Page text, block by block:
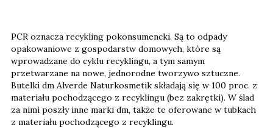
PCR oznacza recykling pokonsumencki. Są to odpady
opakowaniowe z gospodarstw domowych, które są
wprowadzane do cyklu recyklingu, a tym samym
przetwarzane na nowe, jednorodne tworzywo sztuczne.
Butelki dm Alverde Naturkosmetik składają się w 100 proc. z
materiału pochodzącego z recyklingu (bez zakrętki). W ślad
za nimi poszły inne marki dm, także te oferowane w tubkach
z materiału pochodzącego z recyklingu.